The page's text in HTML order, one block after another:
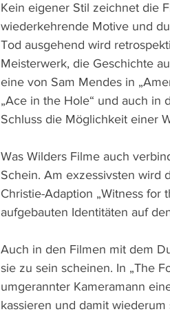
Kein eigener Stil zeichnet die
wiederkehrende Motive und
Tod ausgehend wird
Meisterwerk, die Geschichte
eine von Sam Mendes in
„Ace in the Hole“ und auch in
Schluss die Möglichkeit einer
Was Wilders Filme auch
Schein. Am exzessivsten wird
Christie-Adaption „Witness
aufgebauten Identitäten auf
Auch in den Filmen mit dem
sie zu sein scheinen. In „The
umgerannter Kameramann
kassieren und damit